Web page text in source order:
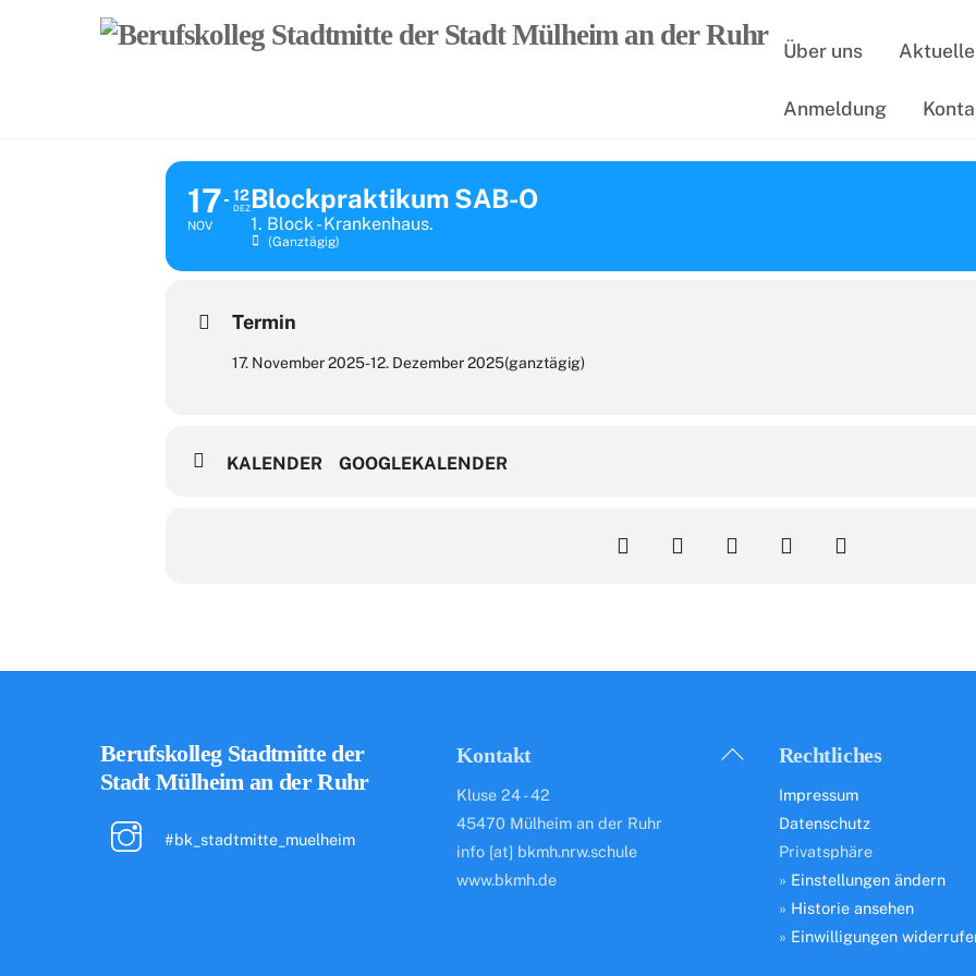
Über uns
Anmeldung
17
NOV
12
DEZ Blockpraktikum SAB-O
1. Block - Krankenhaus.
(ganztägig)
Termin
17. November 2025-12. Dezember 2025(ganztägig)
KALENDER GOOGLEKALENDER
Back
Berufskolleg Stadtmitte der
Stadt Mülheim an der Ruhr
#bk_stadtmitte_muelheim
Kontakt
Kluse 24 - 42
45470 Mülheim an der Ruhr
info [at] bkmh.nrw.schule
www.bkmh.de
Rechtliches
Impressum
Datenschutz
Privatsphäre
» Einstellungen ändern
» Historie ansehen
» Einwilligungen